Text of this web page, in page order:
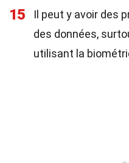
15
Il peut y avoir des
des données,
utilisant la